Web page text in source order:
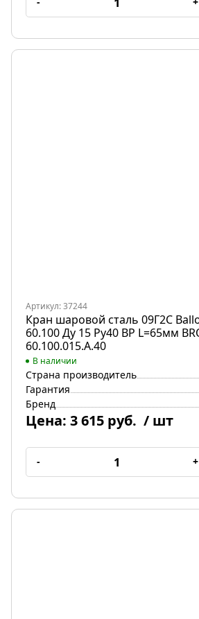
Артикул: 37244
Кран шаровой сталь 09Г2С
60.100 Ду 15 Ру40 ВР L=65мм
60.100.015.А.40
В наличии
Страна производитель
Гарантия
Бренд
Цена: 3 615 руб. / шт
- +